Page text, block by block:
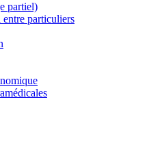
partiel)
particuliers